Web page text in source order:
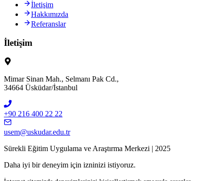
İletişim
Hakkımızda
Referanslar
İletişim
Mimar Sinan Mah., Selmanı Pak Cd.,
34664 Üsküdar/İstanbul
+90 216 400 22 22
usem@uskudar.edu.tr
Sürekli Eğitim Uygulama ve Araştırma Merkezi | 2025
Daha iyi bir deneyim için izninizi istiyoruz.